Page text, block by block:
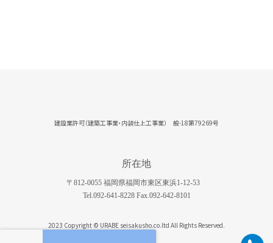
建設業許可（建築工事業・内装仕上工事業） 般-18第79269号
所在地
〒812-0055 福岡県福岡市東区東浜1-12-53
Tel.092-641-8228 Fax.092-642-8101
2023 Copyright © URABE seisakusho.co.ltd All Rights Reserved.